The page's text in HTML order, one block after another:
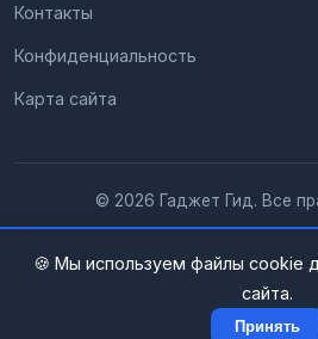
Контакты
Конфиденциальность
Карта сайта
© 2026 Гаджет Гид. Все
🍪 Мы используем файлы cookie
сайта.
Принять